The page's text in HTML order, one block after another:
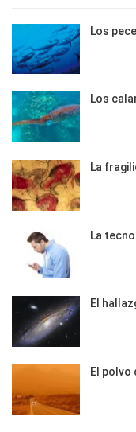
Los
Los
La
La
El
El polvo